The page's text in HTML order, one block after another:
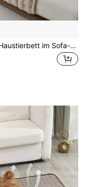
Weiches Haustierbett im Sofa-Stil, erhöhter Zaun, rutschfeste Haustiermatratze, maschinenwaschbar, leicht zu reinigen, in verschiedenen Farben erhältlich, darunter Dunkelgrau, 75x75cm, geeignet für Katzen und Hunde in Innenräumen das ganze Jahr über.